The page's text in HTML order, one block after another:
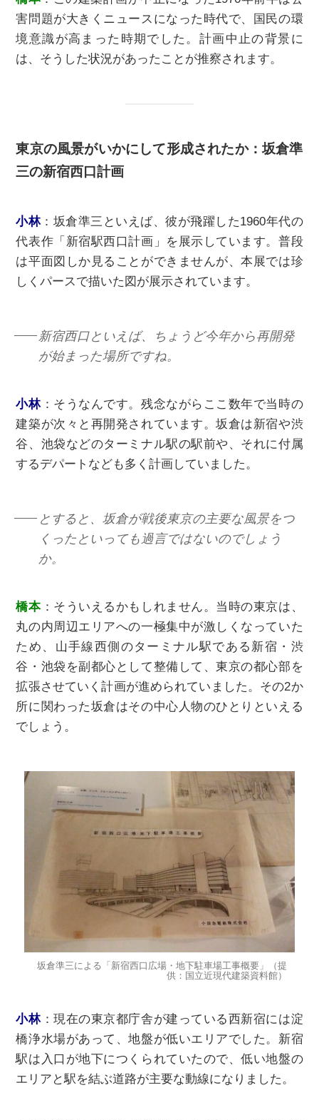
害問題が⼤きくニュースになった時代で、国⺠の環
境意識が高まった時期でした。計画中止の背景に
は、そうした状況があったことが推察されます。
東京の風景がいかにして形成されたか：坂倉準
三の新宿⻄⼝計画
⼩林： 坂倉準三といえば、彼が飛躍した1960年代の
代表作「新宿駅⻄⼝計画」を展⽰しています。普段
は平⾯図しか見ることができませんが、本展では珍
しくパースで描いた図が展示されています。
新宿西口といえば、ちょうど今年から再開発
が始まった場所ですね。
⼩林： そうなんです。残念ながらここ数年で当時の
建築が次々と再開発されています。坂倉は新宿や渋
谷、池袋などのターミナル駅の駅前や、それに付属
するデパートなども多く計画していました。
とすると、坂倉が戦後東京の主要な⾵景をつ
くったといっても過⾔ではないのでしょう
か。
橋本：そういえるかもしれません。当時の東京は、
丸の内周辺エリアへの⼀極集中が激しくなっていた
ため、⼭⼿線西側のターミナル駅である新宿・渋
谷・池袋を副都⼼として整備して、東京の都心部を
拡張させていく計画が進められていました。その2か
所に関わった坂倉はその中心人物のひとりといえる
でしょう。
坂倉準三による「新宿西口広場・地下駐車場工事概要」（提
供：国立近現代建築資料館）
⼩林：現在の東京都庁舎が建っている西新宿には淀
橋浄⽔場があって、地盤が低いエリアでした。新宿
駅は⼊⼝が地下につくられていたので、低い地盤の
エリアと駅を結ぶ道路が主要な動線になりました。